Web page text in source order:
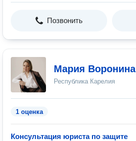
Позвонить
Мария Воронина
Республика Карелия
1 оценка
Консультация юриста по защите